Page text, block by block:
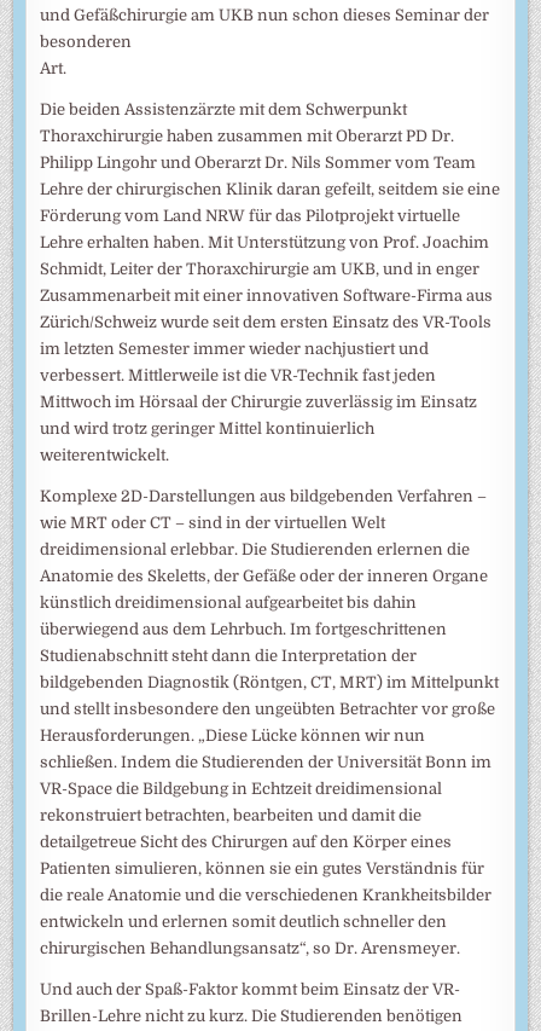
und Gefäßchirurgie am UKB nun schon dieses Seminar der
besonderen
Art.
Die beiden Assistenzärzte mit dem Schwerpunkt
Thoraxchirurgie haben zusammen mit Oberarzt PD Dr.
Philipp Lingohr und Oberarzt Dr. Nils Sommer vom Team
Lehre der chirurgischen Klinik daran gefeilt, seitdem sie eine
Förderung vom Land NRW für das Pilotprojekt virtuelle
Lehre erhalten haben. Mit Unterstützung von Prof. Joachim
Schmidt, Leiter der Thoraxchirurgie am UKB, und in enger
Zusammenarbeit mit einer innovativen Software-Firma aus
Zürich/Schweiz wurde seit dem ersten Einsatz des VR-Tools
im letzten Semester immer wieder nachjustiert und
verbessert. Mittlerweile ist die VR-Technik fast jeden
Mittwoch im Hörsaal der Chirurgie zuverlässig im Einsatz
und wird trotz geringer Mittel kontinuierlich
weiterentwickelt.
Komplexe 2D-Darstellungen aus bildgebenden Verfahren –
wie MRT oder CT – sind in der virtuellen Welt
dreidimensional erlebbar. Die Studierenden erlernen die
Anatomie des Skeletts, der Gefäße oder der inneren Organe
künstlich dreidimensional aufgearbeitet bis dahin
überwiegend aus dem Lehrbuch. Im fortgeschrittenen
Studienabschnitt steht dann die Interpretation der
bildgebenden Diagnostik (Röntgen, CT, MRT) im Mittelpunkt
und stellt insbesondere den ungeübten Betrachter vor große
Herausforderungen. „Diese Lücke können wir nun
schließen. Indem die Studierenden der Universität Bonn im
VR-Space die Bildgebung in Echtzeit dreidimensional
rekonstruiert betrachten, bearbeiten und damit die
detailgetreue Sicht des Chirurgen auf den Körper eines
Patienten simulieren, können sie ein gutes Verständnis für
die reale Anatomie und die verschiedenen Krankheitsbilder
entwickeln und erlernen somit deutlich schneller den
chirurgischen Behandlungsansatz“, so Dr. Arensmeyer.
Und auch der Spaß-Faktor kommt beim Einsatz der VR-
Brillen-Lehre nicht zu kurz. Die Studierenden benötigen